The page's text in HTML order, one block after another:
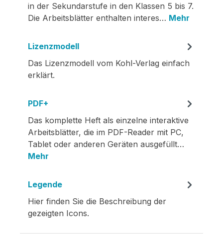
in der Sekundarstufe in den Klassen 5 bis 7.
Die Arbeitsblätter enthalten interes… Mehr
Lizenzmodell
Das Lizenzmodell vom Kohl-Verlag einfach
erklärt.
PDF+
Das komplette Heft als einzelne interaktive
Arbeitsblätter, die im PDF-Reader mit PC,
Tablet oder anderen Geräten ausgefüllt…
Mehr
Legende
Hier finden Sie die Beschreibung der
gezeigten Icons.